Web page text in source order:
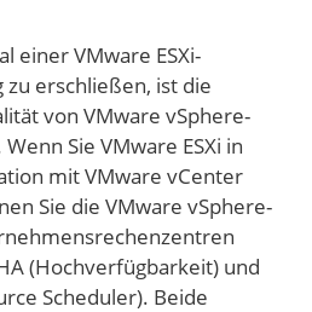
einer VMware ESXi-
erschließen, ist die
von VMware vSphere-
Sie VMware ESXi in
mit VMware vCenter
Sie die VMware vSphere-
(Hochverfügbarkeit) und
Scheduler). Beide